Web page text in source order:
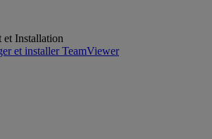
et Installation
et installer TeamViewer